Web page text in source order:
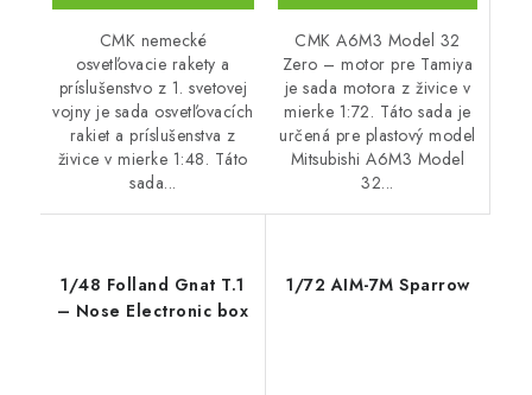
CMK nemecké
osvetľovacie rakety a
príslušenstvo z 1. svetovej
vojny je sada osvetľovacích
rakiet a príslušenstva z
živice v mierke 1:48. Táto
sada...
CMK A6M3 Model 32
Zero – motor pre Tamiya
je sada motora z živice v
mierke 1:72. Táto sada je
určená pre plastový model
Mitsubishi A6M3 Model
32...
1/48 Folland Gnat T.1
– Nose Electronic box
1/72 AIM-7M Sparrow